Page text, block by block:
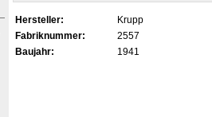
Hersteller:
Krupp
Fabriknummer:
2557
Baujahr:
1941